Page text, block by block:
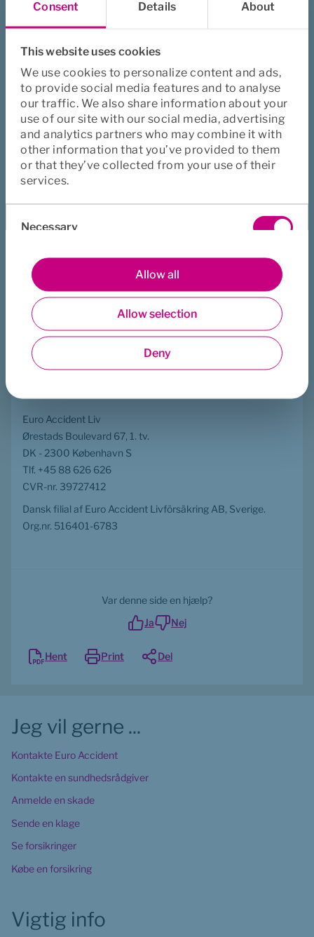
Consent Details About
This website uses cookies
We use cookies to personalize content and ads,
to provide social media features and to analyse
our traffic. We also share information about your
use of our site with our social media, advertising
and analytics partners who may combine it with
other information that you’ve provided to them
or that they’ve collected from your use of their
services.
Selection
Necessary
Preferences
Statistics
Marketing
Allow all
Allow selection
Deny
Vedhæft fil (max 24MB i alt)
Euro Accident's privatlivspolitik.
https://euroaccident.com/dk/privatlivspolitik
Euro Accident Liv
Ørestads Boulevard 67, 1. tv.
DK - 2300 København S
Tlf. +45 88 626 626
CVR-nr. 39727412
Dansk filial af Euro Accident Livförsäkring AB, Sverige.
Org.nr. 516401-6783
Var denne side en hjælp?
Ja
Nej
Hent Print Del
Jeg vil gerne ...
Kontakte Euro Accident
Kontakte en sundhedsrådgiver
Anmelde en skade
Sende en klage
Se forsikringer
Købe en forsikring
Vigtig info